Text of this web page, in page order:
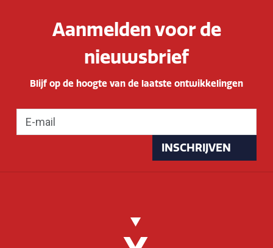
Aanmelden voor de
nieuwsbrief
Blijf op de hoogte van de laatste ontwikkelingen
INSCHRIJVEN